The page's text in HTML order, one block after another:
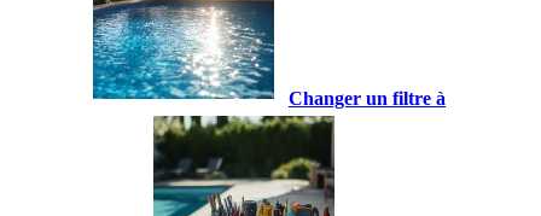
Changer un filtre à